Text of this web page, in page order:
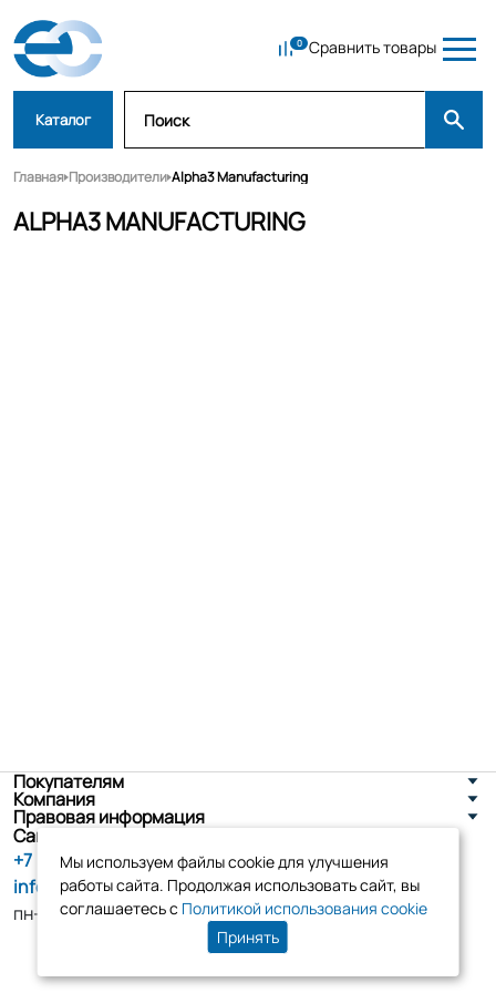
Сравнить товары
Каталог
Главная Производители Alpha3 Manufacturing
ALPHA3 MANUFACTURING
Покупателям
Компания
Правовая информация
Санкт-Петербург, ул. Новоселов д. 8
+7 (800) 555-86-90
info@tk-elko.ru
пн-пт, 10:00 - 18:00
Мы используем файлы cookie для улучшения
работы сайта. Продолжая использовать сайт, вы
соглашаетесь с Политикой использования cookie
Принять